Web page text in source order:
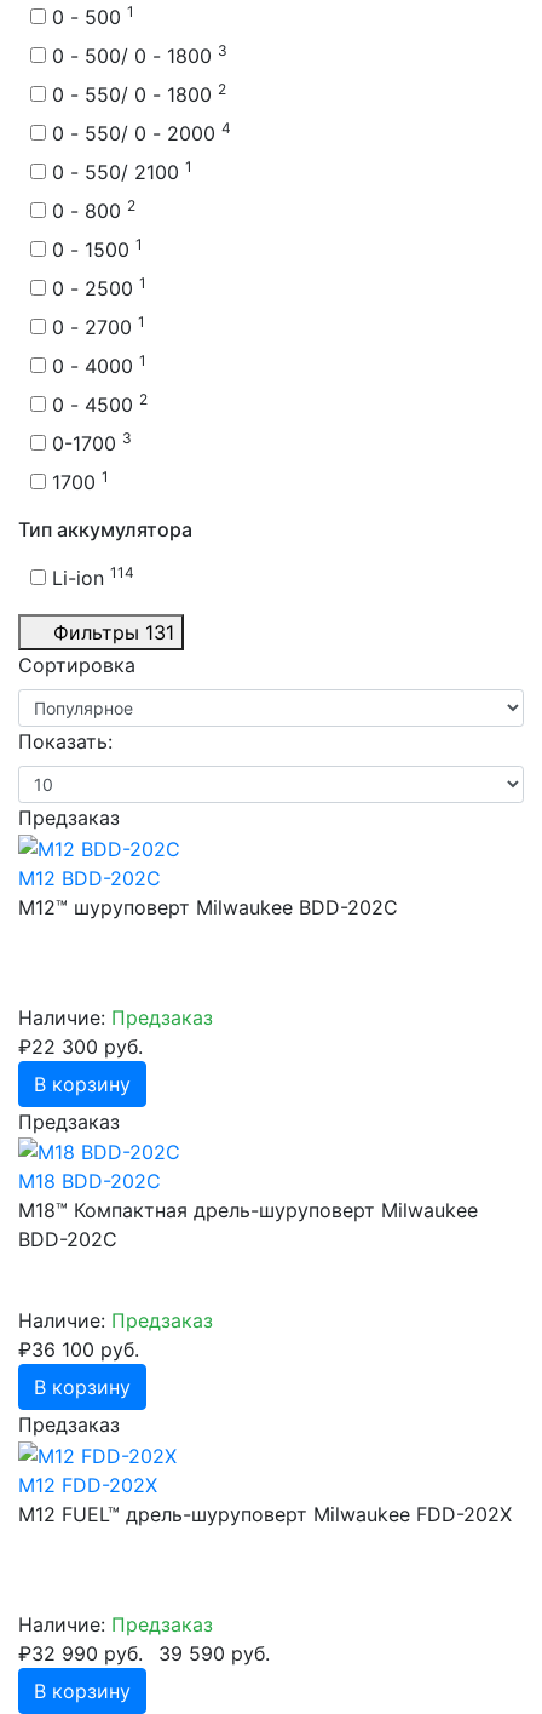
0 - 500 1
0 - 500/ 0 - 1800 3
0 - 550/ 0 - 1800 2
0 - 550/ 0 - 2000 4
0 - 550/ 2100 1
0 - 800 2
0 - 1500 1
0 - 2500 1
0 - 2700 1
0 - 4000 1
0 - 4500 2
0-1700 3
1700 1
Тип аккумулятора
Li-ion 114
Фильтры 131
Сортировка
Показать:
Предзаказ
M12 BDD-202C
М12™ шуруповерт Milwaukee BDD-202C
Наличие: Предзаказ
₽22 300 руб.
В корзину
Предзаказ
M18 BDD-202C
М18™ Компактная дрель-шуруповерт Milwaukee
BDD-202C
Наличие: Предзаказ
₽36 100 руб.
В корзину
Предзаказ
M12 FDD-202X
M12 FUEL™ дрель-шуруповерт Milwaukee FDD-202X
Наличие: Предзаказ
₽32 990 руб.
39 590 руб.
В корзину